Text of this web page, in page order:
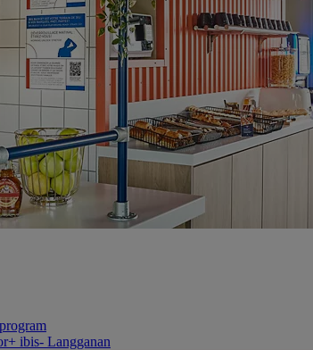
ibis- Langganan